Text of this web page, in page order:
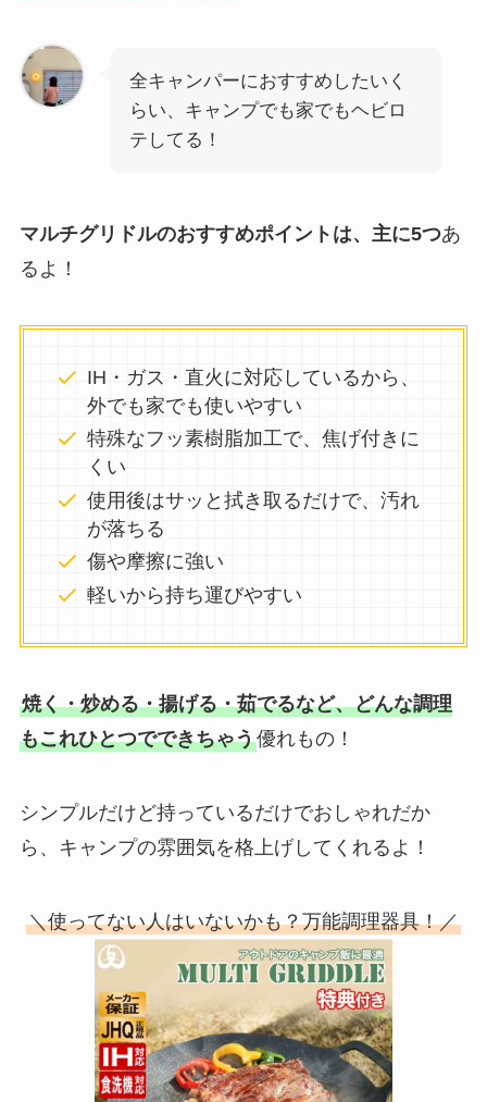
全キャンパーにおすすめしたいく
らい、キャンプでも家でもヘビロ
テしてる！
マルチグリドルのおすすめポイントは、主に5つあ
るよ！
IH・ガス・直火に対応しているから、
外でも家でも使いやすい
特殊なフッ素樹脂加工で、焦げ付きに
くい
使用後はサッと拭き取るだけで、汚れ
が落ちる
傷や摩擦に強い
軽いから持ち運びやすい
焼く・炒める・揚げる・茹でるなど、どんな調理
もこれひとつでできちゃう優れもの！
シンプルだけど持っているだけでおしゃれだか
ら、キャンプの雰囲気を格上げしてくれるよ！
＼使ってない人はいないかも？万能調理器具！／